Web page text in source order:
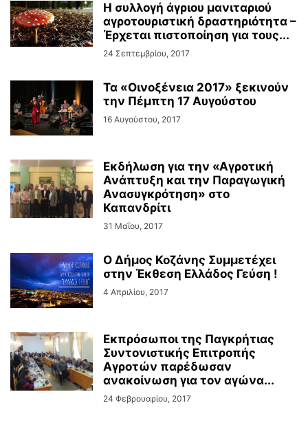
Η συλλογή άγριου μανιταριού
αγροτουριστική δραστηριότητα –
Έρχεται πιστοποίηση για τους...
24 Σεπτεμβρίου, 2017
Τα «Οινοξένεια 2017» ξεκινούν
την Πέμπτη 17 Αυγούστου
16 Αυγούστου, 2017
Εκδήλωση για την «Αγροτική
Ανάπτυξη και την Παραγωγική
Ανασυγκρότηση» στο
Καπανδρίτι
31 Μαΐου, 2017
Ο Δήμος Κοζάνης Συμμετέχει
στην Έκθεση Ελλάδος Γεύση !
4 Απριλίου, 2017
Εκπρόσωποι της Παγκρήτιας
Συντονιστικής Επιτροπής
Αγροτών παρέδωσαν
ανακοίνωση για τον αγώνα...
24 Φεβρουαρίου, 2017